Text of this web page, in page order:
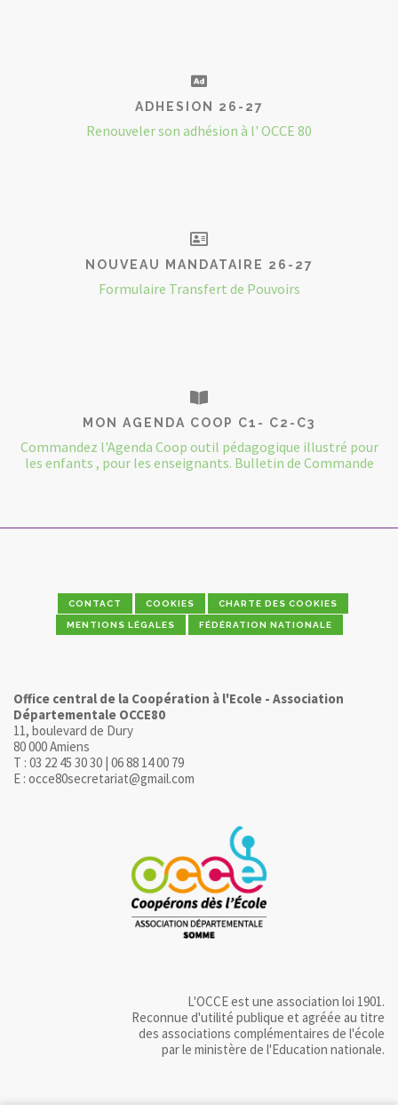
ADHESION 26-27
Renouveler son adhésion à l' OCCE 80
NOUVEAU MANDATAIRE 26-27
Formulaire Transfert de Pouvoirs
MON AGENDA COOP C1- C2-C3
Commandez l'Agenda Coop outil pédagogique illustré pour
les enfants , pour les enseignants. Bulletin de Commande
CONTACT COOKIES CHARTE DES COOKIES
MENTIONS LÉGALES FÉDÉRATION NATIONALE
Office central de la Coopération à l'Ecole - Association
Départementale OCCE80
11, boulevard de Dury
80 000 Amiens
T : 03 22 45 30 30 | 06 88 14 00 79
E : occe80secretariat@gmail.com
L'OCCE est une association loi 1901.
Reconnue d'utilité publique et agréée au titre
des associations complémentaires de l'école
par le ministère de l'Education nationale.